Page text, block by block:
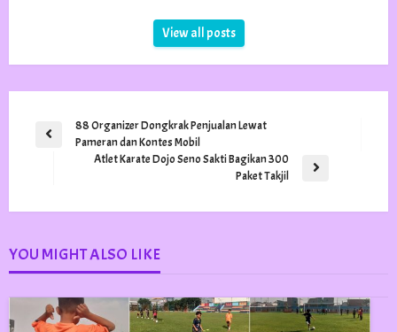
View all posts
Navigasi
Previous
88 Organizer Dongkrak Penjualan Lewat
Pameran dan Kontes Mobil
Atlet Karate Dojo Seno Sakti Bagikan 300
Paket Takjil
YOU MIGHT ALSO LIKE